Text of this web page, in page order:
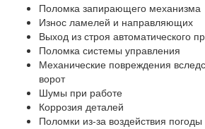
Поломка запирающего механизма
Износ ламелей и направляющих
Выход из строя автоматического
Поломка системы управления
Механические повреждения
ворот
Шумы при работе
Коррозия деталей
Поломки из-за воздействия погоды